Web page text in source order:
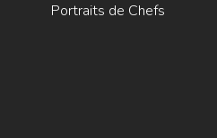
Portraits de Chefs